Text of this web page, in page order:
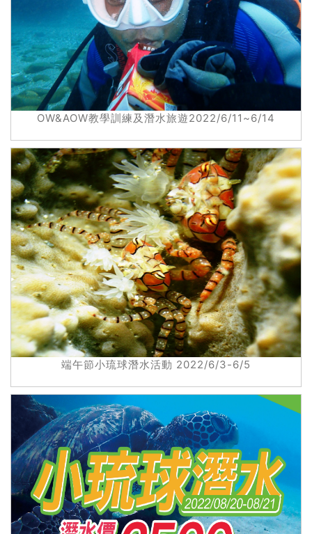
OW&AOW教學訓練及潛水旅遊2022/6/11~6/14
端午節小琉球潛水活動 2022/6/3-6/5